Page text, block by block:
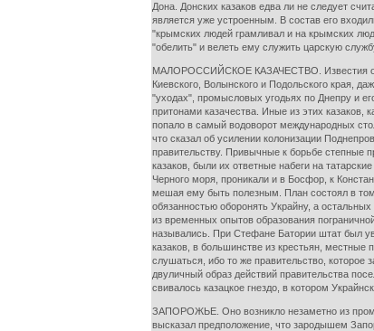
Дона. Донских казаков едва ли не следует
является уже устроенным. В состав его
"крымских людей грамливал и на крымских
"обелить" и велеть ему служить царскую
МАЛОРОССИЙСКОЕ КАЗАЧЕСТВО. Известия о
Киевского, Волынского и Подольского края,
"уходах", промысловых угодьях по Днепру и
притонами казачества. Иные из этих
попало в самый водоворот международных
что сказал об усилении колонизации
правительству. Привычные к борьбе степные
казаков, были их ответные набеги на
Черного моря, проникали и в Босфор, к
мешая ему быть полезным. План состоял в
обязанностью оборонять Украйну, а
из временных опытов образования
назывались. При Стефане Батории штат был
казаков, в большинстве из крестьян, местные
слушаться, ибо то же правительство,
двуличный образ действий правительства
свивалось казацкое гнездо, в котором
ЗАПОРОЖЬЕ. Оно возникло незаметно из
высказал предположение, что зародышем